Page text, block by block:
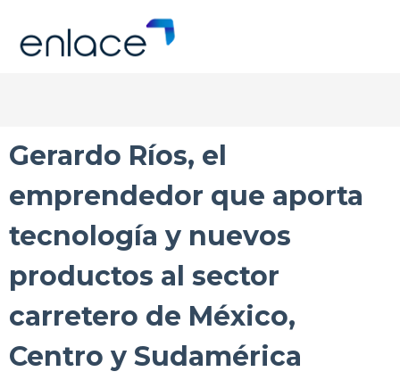
Gerardo Ríos, el
emprendedor que aporta
tecnología y nuevos
productos al sector
carretero de México,
Centro y Sudamérica